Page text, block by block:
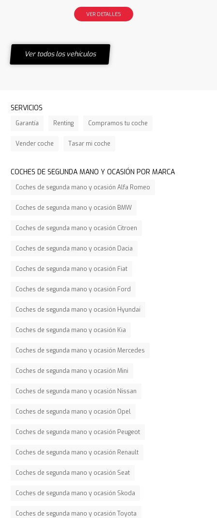
VER DETALLES
Ver todos los vehículos
SERVICIOS
Garantía Renting Compramos tu coche
Vender coche Tasar mi coche
COCHES DE SEGUNDA MANO Y OCASIÓN POR MARCA
Coches de segunda mano y ocasión Alfa Romeo
Coches de segunda mano y ocasión BMW
Coches de segunda mano y ocasión Citroen
Coches de segunda mano y ocasión Dacia
Coches de segunda mano y ocasión Fiat
Coches de segunda mano y ocasión Ford
Coches de segunda mano y ocasión Hyundai
Coches de segunda mano y ocasión Kia
Coches de segunda mano y ocasión Mercedes
Coches de segunda mano y ocasión Mini
Coches de segunda mano y ocasión Nissan
Coches de segunda mano y ocasión Opel
Coches de segunda mano y ocasión Peugeot
Coches de segunda mano y ocasión Renault
Coches de segunda mano y ocasión Seat
Coches de segunda mano y ocasión Skoda
Coches de segunda mano y ocasión Toyota